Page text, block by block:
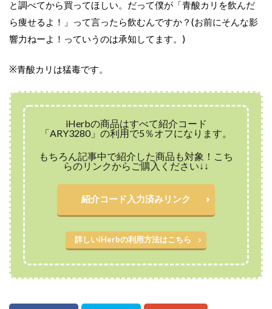
と調べてから買ってほしい。だって僕が「青酸カリを飲んだ
ら痩せるよ！」って言ったら飲むんですか？ (お前にそんな影
響力ねーよ！っていうのは承知してます。 )
※青酸カリは猛毒です。
iHerbの商品はすべて紹介コード
「ARY3280」の利用で5％オフになります。
もちろん記事中で紹介した商品も対象！こち
らのリンクからご購入ください↓↓
紹介コード入力済みリンク
詳しいiHerbの利用方法はこちら